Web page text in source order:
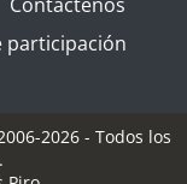
participación
2026 - Todos los